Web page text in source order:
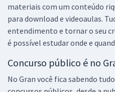
materiais com um conteúdo
para download e videoaulas.
entendimento e tornar o seu
é possível estudar onde e
Concurso público é no
No Gran você fica sabendo